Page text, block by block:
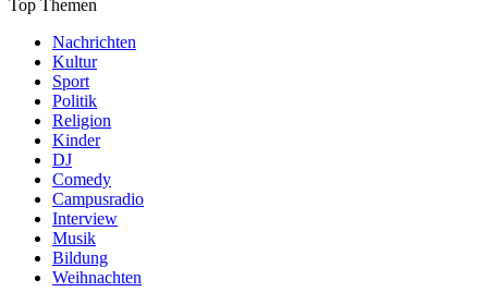
Top Themen
Nachrichten
Kultur
Sport
Politik
Religion
Kinder
DJ
Comedy
Campusradio
Interview
Musik
Bildung
Weihnachten